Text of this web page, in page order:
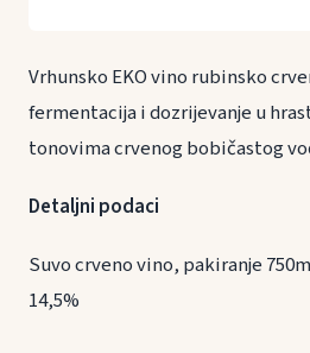
Vrhunsko EKO vino rubinsko
fermentacija i dozrijevanje u
tonovima crvenog bobičastog
Detaljni podaci
Suvo crveno vino, pakiranje
14,5%